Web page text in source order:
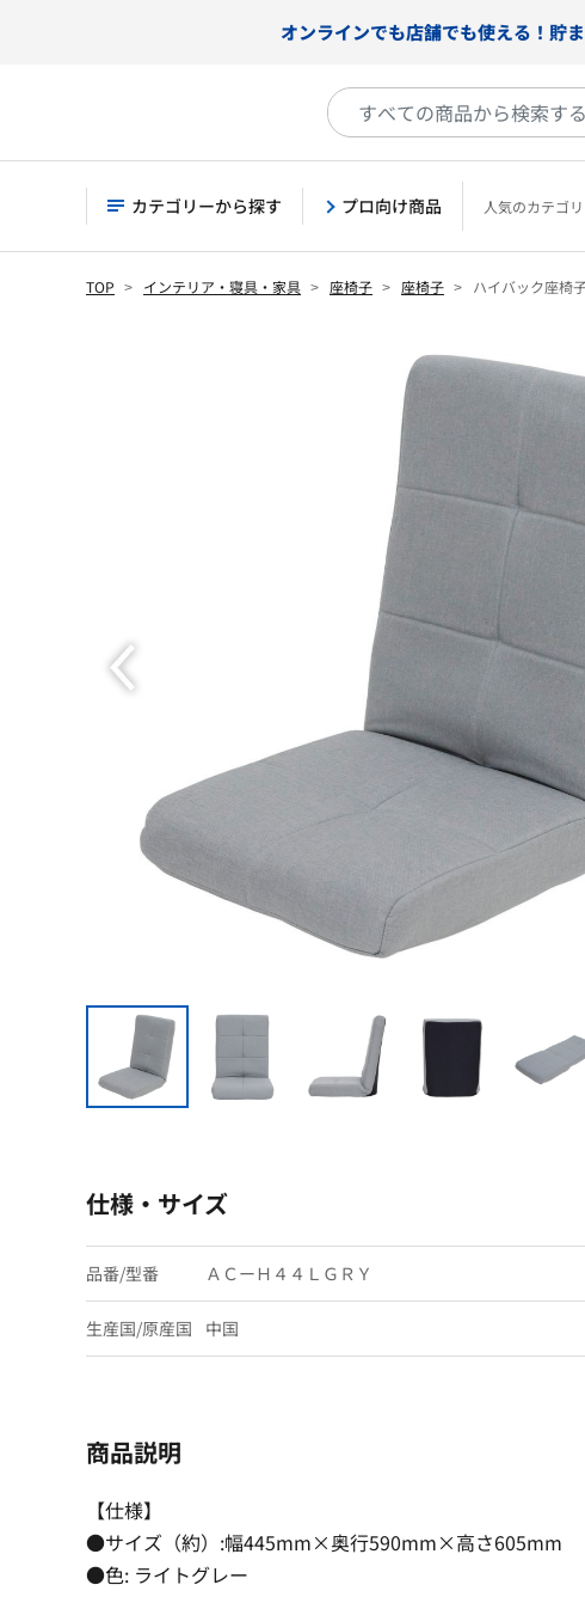
オンラインでも店舗でも使える！貯ま
カテゴリーから探す プロ向け商品 人気のカテゴ
TOP インテリア・寝具・家具 座椅子 座椅子 ハイバック座椅
仕様・サイズ
品番/型番 ＡＣーＨ４４ＬＧＲＹ
生産国/原産国 中国
商品説明
【仕様】
●サイズ（約）:幅445mm×奥行590mm×高さ605mm
●色: ライトグレー